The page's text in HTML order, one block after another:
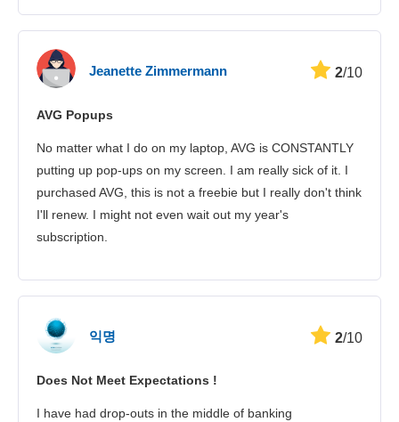
Jeanette Zimmermann 2/10
AVG Popups
No matter what I do on my laptop, AVG is CONSTANTLY
putting up pop-ups on my screen. I am really sick of it. I
purchased AVG, this is not a freebie but I really don't think
I'll renew. I might not even wait out my year's
subscription.
익명 2/10
Does Not Meet Expectations !
I have had drop-outs in the middle of banking